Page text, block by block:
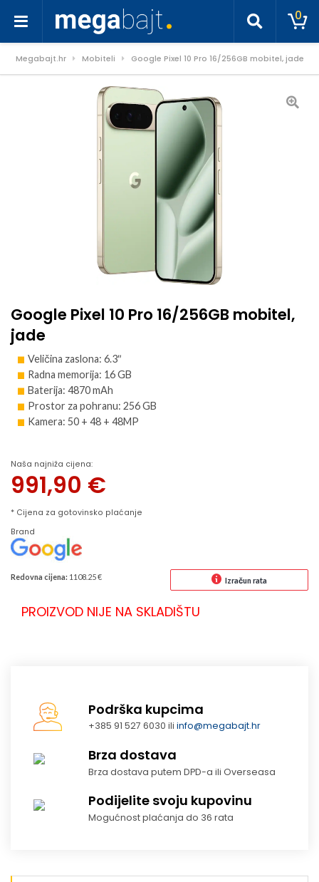
0
Megabajt.hr Mobiteli Google Pixel 10 Pro 16/256GB mobitel, jade
Google Pixel 10 Pro 16/256GB mobitel,
jade
Veličina zaslona: 6.3″
Radna memorija: 16 GB
Baterija: 4870 mAh
Prostor za pohranu: 256 GB
Kamera: 50 + 48 + 48MP
Naša najniža cijena:
991,90 €
* Cijena za gotovinsko plaćanje
Brand
Redovna cijena: 1108.25 € Izračun rata
PROIZVOD NIJE NA SKLADIŠTU
Podrška kupcima
+385 91 527 6030 iliinfo@megabajt.hr
Brza dostava
Brza dostava putem DPD-a ili Overseasa
Podijelite svoju kupovinu
Mogućnost plaćanja do 36 rata